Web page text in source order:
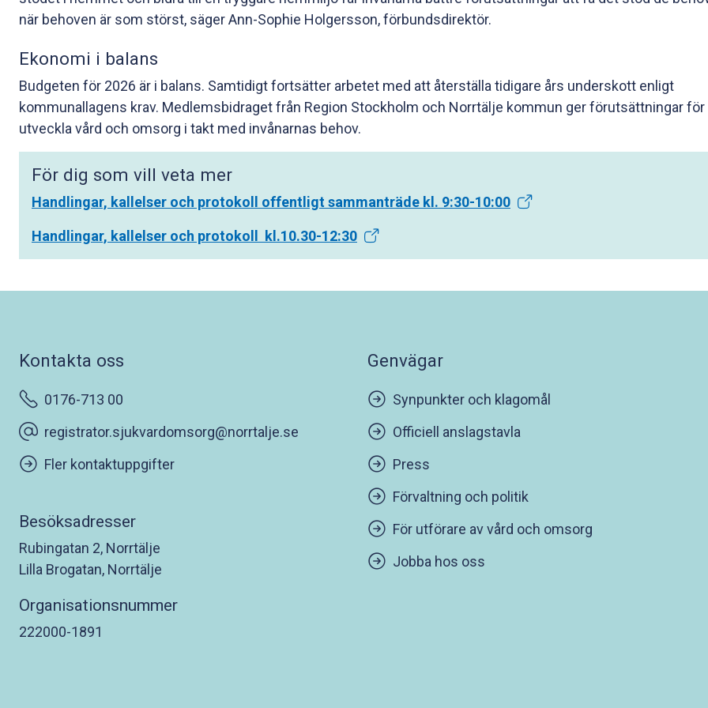
när behoven är som störst, säger Ann-Sophie Holgersson, förbundsdirektör.
Ekonomi i balans
Budgeten för 2026 är i balans. Samtidigt fortsätter arbetet med att återställa tidigare års underskott enligt
kommunallagens krav. Medlemsbidraget från Region Stockholm och Norrtälje kommun ger förutsättningar för
utveckla vård och omsorg i takt med invånarnas behov.
För dig som vill veta mer
Handlingar, kallelser och protokoll offentligt sammanträde kl. 9:30-10:00
Handlingar, kallelser och protokoll kl.10.30-12:30
Kontakta oss
0176-713 00
registrator.sjukvardomsorg@norrtalje.se
Fler kontaktuppgifter
Besöksadresser
Rubingatan 2, Norrtälje
Lilla Brogatan, Norrtälje
Organisationsnummer
222000-1891
Genvägar
Synpunkter och klagomål
Officiell anslagstavla
Press
Förvaltning och politik
För utförare av vård och omsorg
Jobba hos oss